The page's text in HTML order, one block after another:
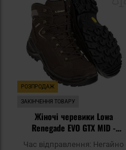
РОЗПРОДАЖ
ЗАКІНЧЕННЯ ТОВАРУ
Жіночі черевики Lowa
Renegade EVO GTX MID -
Espresso/Anthracite
Час відправлення: Негайно